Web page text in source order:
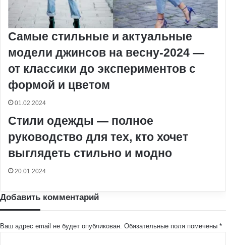
Самые стильные и актуальные
модели джинсов на весну-2024 —
от классики до экспериментов с
формой и цветом
01.02.2024
Стили одежды — полное
руководство для тех, кто хочет
выглядеть стильно и модно
20.01.2024
Добавить комментарий
Ваш адрес email не будет опубликован. Обязательные поля помечены *